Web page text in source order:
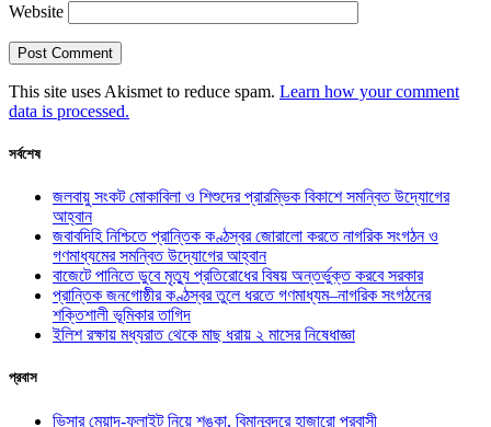
Website
This site uses Akismet to reduce spam. Learn how your comment
data is processed.
সর্বশেষ
জলবায়ু সংকট মোকাবিলা ও শিশুদের প্রারম্ভিক বিকাশে সমন্বিত উদ্যোগের
আহ্বান
জবাবদিহি নিশ্চিতে প্রান্তিক কণ্ঠস্বর জোরালো করতে নাগরিক সংগঠন ও
গণমাধ্যমের সমন্বিত উদ্যোগের আহ্বান
বাজেটে পানিতে ডুবে মৃত্যু প্রতিরোধের বিষয় অন্তর্ভুক্ত করবে সরকার
প্রান্তিক জনগোষ্ঠীর কণ্ঠস্বর তুলে ধরতে গণমাধ্যম–নাগরিক সংগঠনের
শক্তিশালী ভূমিকার তাগিদ
ইলিশ রক্ষায় মধ্যরাত থেকে মাছ ধরায় ২ মাসের নিষেধাজ্ঞা
প্রবাস
ভিসার মেয়াদ-ফ্লাইট নিয়ে শঙ্কা, বিমানবন্দরে হাজারো প্রবাসী